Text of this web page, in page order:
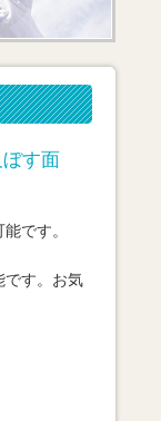
す面
です。
です。お気